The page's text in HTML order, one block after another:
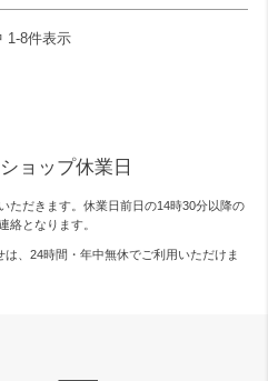
1-8件表示
ョップ休業日
ただきます。休業日前日の14時30分以降の
絡となります。
、 24時間・年中無休でご利用いただけま